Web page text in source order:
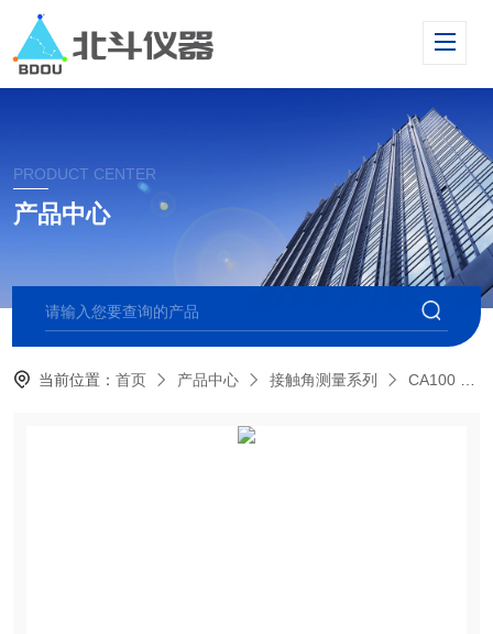
PRODUCT CENTER
产品中心
当前位置：首页 产品中心 接触角测量系列 CA100 标准型接触角测量仪